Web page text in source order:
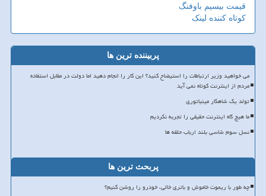
قیمت بیسیم باوفنگ
کوتاه کننده لینک
پربیننده ترین ها
می خواهید وزیر ارتباطات را استیضاح کنید؟ این کار را انجام دهید اما دولت در مقابل استفاده
مردم از اینترنت کوتاه نمی آید
تولد یک شاهکار مینیاتوری
ما هیچ گاه اینترنت حقیقی را تجربه نکردیم
نسل سوم شاسی بلند ارباب حلقه ها
پربحث ترین ها
چه طور با ریموت خاموش و باتری خالی، خودرو را روشن کنیم؟